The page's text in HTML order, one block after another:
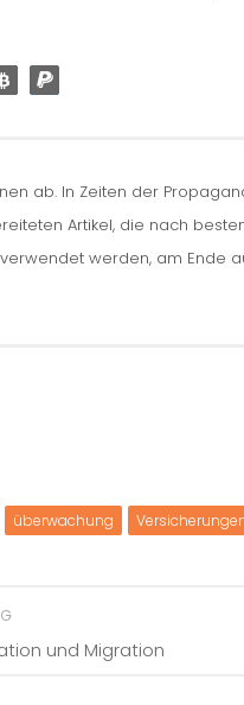
ab. In Zeiten der
Artikel, die nach
werden, am
überwachung
und Migration